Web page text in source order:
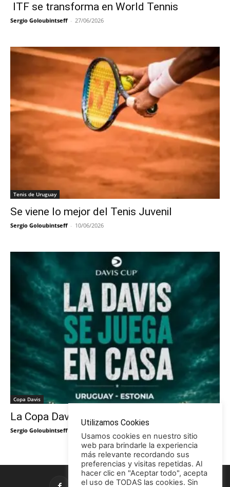
ITF se transforma en World Tennis
Sergio Goloubintseff - 27/06/2026
Tenis de Uruguay
Se viene lo mejor del Tenis Juvenil
Sergio Goloubintseff - 10/06/2026
Copa Davis
La Copa Davis vuelve al Círculo
Sergio Goloubintseff
Utilizamos Cookies
Usamos cookies en nuestro sitio
web para brindarle la experiencia
más relevante recordando sus
preferencias y visitas repetidas. Al
hacer clic en "Aceptar todo", acepta
el uso de TODAS las cookies. Sin